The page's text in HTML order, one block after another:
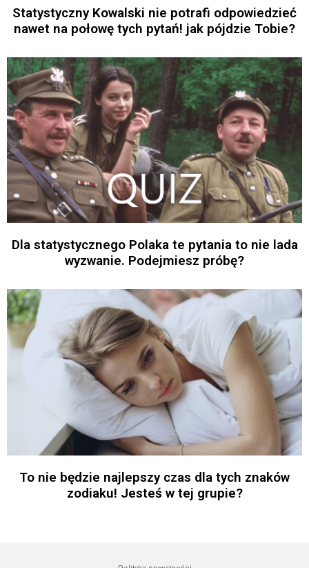
Statystyczny Kowalski nie potrafi odpowiedzieć
nawet na połowę tych pytań! jak pójdzie Tobie?
Dla statystycznego Polaka te pytania to nie lada
wyzwanie. Podejmiesz próbę?
To nie będzie najlepszy czas dla tych znaków
zodiaku! Jesteś w tej grupie?